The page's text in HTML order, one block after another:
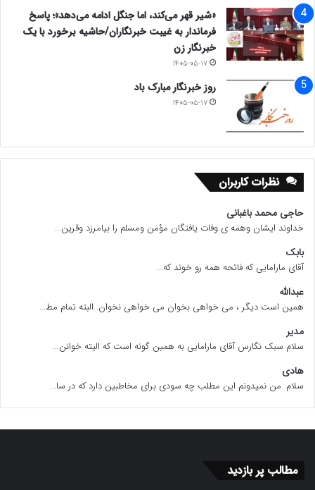
«شیر قهر می‌کند، اما جنگل ادامه می‌دهد»؛ پاسخ
فرماندار به غیبت خبرنگاران/حاشیه برخورد با یک
خبرنگار زن
۱۴۰۵-۰۵-۱۷
روز خبرنگار مبارک باد
۱۴۰۵-۰۵-۱۷
نظرات کاربران
حاجی محمد باغبانی
خداوند ایشان وهمه ی وفات یافتگان مؤمن ومسلم را بیامرزد وقرین...
بابک
آقای مارامایی که فاتحه همه رو خوند که...
عبدالله
همین است دیگر ، می خواهی بخوان می خواهی نخوان. البته تمام مط...
مدیر
سلام سبک نگارس آقای مارامایی به همین گونه است که الیته خوانن...
هادی
سلام. من نمیدونم این مطلب چه سودی برای مخاطبین دارد که در سا...
مطالب پر بازدید